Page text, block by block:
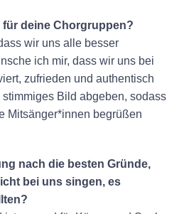
deine Chorgruppen?
wir uns alle besser
ich mir, dass wir uns bei
zufrieden und authentisch
Bild abgeben, sodass
Mitsänger*innen begrüßen
nach die besten Gründe,
bei uns singen, es